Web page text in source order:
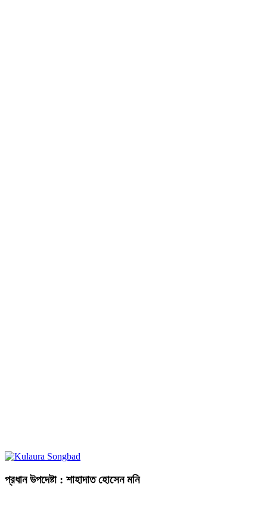
প্রধান উপদেষ্টা : শাহাদাত হোসেন মনি